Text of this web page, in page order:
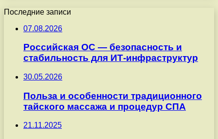
Последние записи
07.08.2026
Российская ОС — безопасность и
стабильность для ИТ-инфраструктур
30.05.2026
Польза и особенности традиционного
тайского массажа и процедур СПА
21.11.2025